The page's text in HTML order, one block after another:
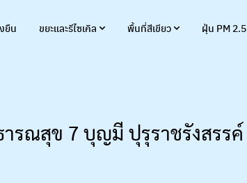
ยืน ขยะและรีไซเคิล พื้นที่สีเขียว ฝุ่น PM 2.5
ารณสุข 7 บุญมี ปุรุราชรังสรรค์